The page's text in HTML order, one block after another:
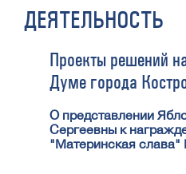
ДЕЯТЕЛЬНОСТЬ
Проекты решений
Думе города
О представлении
Сергеевны к
"Материнская слава"